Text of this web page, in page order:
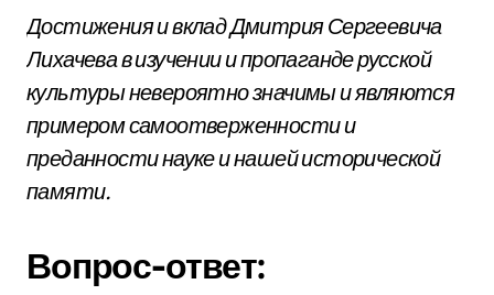
Достижения и вклад Дмитрия Сергеевича
Лихачева в изучении и пропаганде русской
культуры невероятно значимы и являются
примером самоотверженности и
преданности науке и нашей исторической
памяти.
Вопрос-ответ: